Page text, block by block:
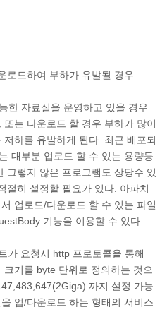
로드하여 부하가 유발될 경우
한 자료실을 운영하고 있을 경우
는 다운로드 할 경우 부하가 많이
하를 유발하게 된다. 최근 배포되
대부분 업로드 할 수 있는 용량등
그렇지 않은 프로그램도 상당수 있
절히 설정할 필요가 있다. 아파치
업로드/다운로드 할 수 있는 파일
기능을 이용할 수 있다.
가 요청시 http 프로토콜을 통해
기를 byte 단위로 정의하는 것으
까지 설정 가능
업/다운로드 하는 형태의 서비스